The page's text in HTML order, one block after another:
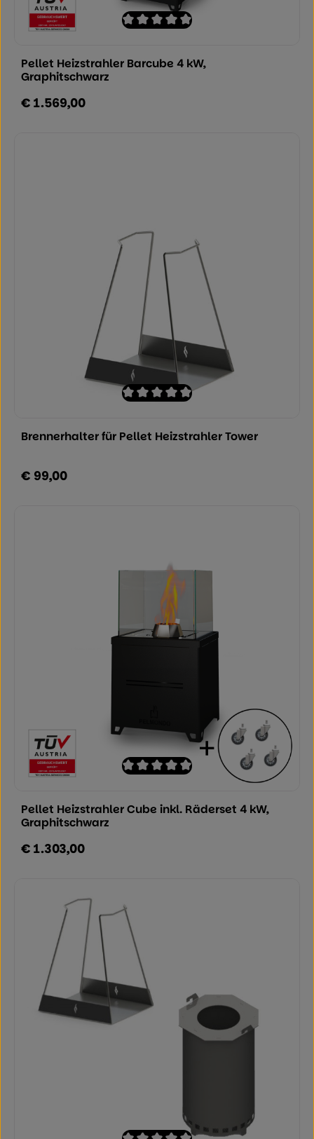
Pellet Heizstrahler Barcube 4 kW,
Graphitschwarz
Regulärer Preis:
€ 1.569,00
Brennerhalter für Pellet Heizstrahler Tower
Regulärer Preis:
€ 99,00
Durchschnittliche Bewertung von 0
Pellet Heizstrahler Cube inkl. Räderset 4 kW,
Graphitschwarz
Regulärer Preis:
€ 1.303,00